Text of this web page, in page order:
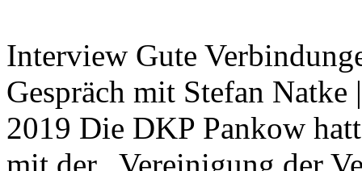
Interview Gute
Gespräch mit Stefan Natke
2019 Die DKP Pankow